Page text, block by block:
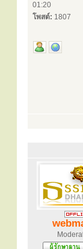
01:20
โพสต์: 1807